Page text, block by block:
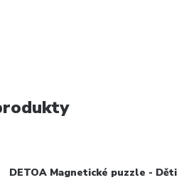
DETOA Magnetické puzzle - Děti